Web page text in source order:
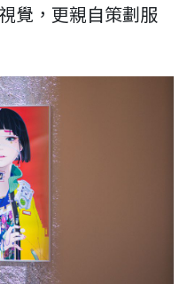
覺，更親自策劃服